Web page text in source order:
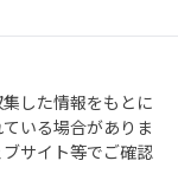
した情報をもとに
いる場合がありま
サイト等でご確認